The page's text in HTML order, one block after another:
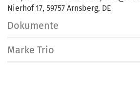
Nierhof 17, 59757 Arnsberg, DE
Dokumente
Marke Trio